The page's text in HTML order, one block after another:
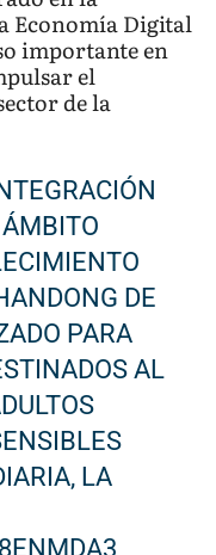
Economía Digital
importante en
el
de la
DE
PARA
AL
LA